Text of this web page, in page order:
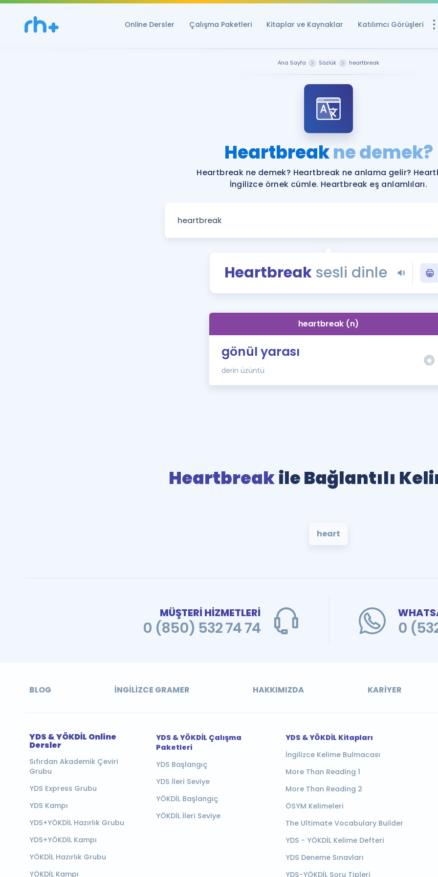
Online Dersler Çalışma Paketleri Kitaplar ve Kaynaklar Katılımcı Görüşleri
Ücretsiz
YDS ve YÖKDİL
YDS ve YÖKDİL'e
Tüm ÖSYM
YDS - YÖKDİL
İngilizce
Ana Sayfa Sözlük heartbreak
Heartbreakne demek?
Heartbreak ne demek? Heartbreak ne anlama gelir?
İngilizce örnek cümle. Heartbreak eş anlamlıları.
Heartbreak sesli dinle
heartbreak (n)
gönül yarası
derin üzüntü
Heartbreakile Bağlantılı
heart
MÜŞTERİ HİZMETLERİ
0 (850) 532 74 74 0
BLOG İNGILIZCE GRAMER HAKKIMIZDA KARIYER
YDS & YÖKDİL Online
Dersler
Sıfırdan Akademik Çeviri
Grubu
YDS Express Grubu
YDS Kampı
YDS+YÖKDİL Hazırlık Grubu
YDS+YÖKDİL Kampı
YÖKDİL Hazırlık Grubu
YÖKDİL Kampı
YDS & YÖKDİL Çalışma
Paketleri
YDS Başlangıç
YDS İleri Seviye
YÖKDİL Başlangıç
YÖKDİL İleri Seviye
YDS & YÖKDİL Kitapları
İngilizce Kelime Bulmacası
More Than Reading 1
More Than Reading 2
ÖSYM Kelimeleri
The Ultimate Vocabulary Builder
YDS - YÖKDİL Kelime Defteri
YDS Deneme Sınavları
YDS-YÖKDİL Soru Tipleri